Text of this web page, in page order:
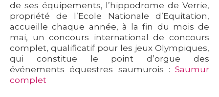
de ses équipements, l’hippodrome de Verrie,
propriété de l’Ecole Nationale d’Equitation,
accueille chaque année, à la fin du mois de
mai, un concours international de concours
complet, qualificatif pour les jeux Olympiques,
qui constitue le point d’orgue des
événements équestres saumurois : Saumur
complet